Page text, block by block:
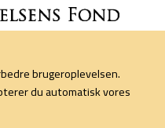
Nielsens Fond og drives
brugeroplevelsen.
du automatisk vores